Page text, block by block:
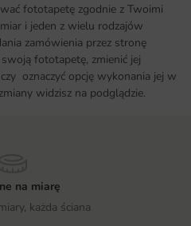
fototapetę zgodnie z Twoimi
i jeden z wielu rodzajów
zamówienia przez stronę
fototapetę, zmienić jej
oznaczyć opcję wykonania jej w
widzisz na podglądzie.
na miarę
każda ściana